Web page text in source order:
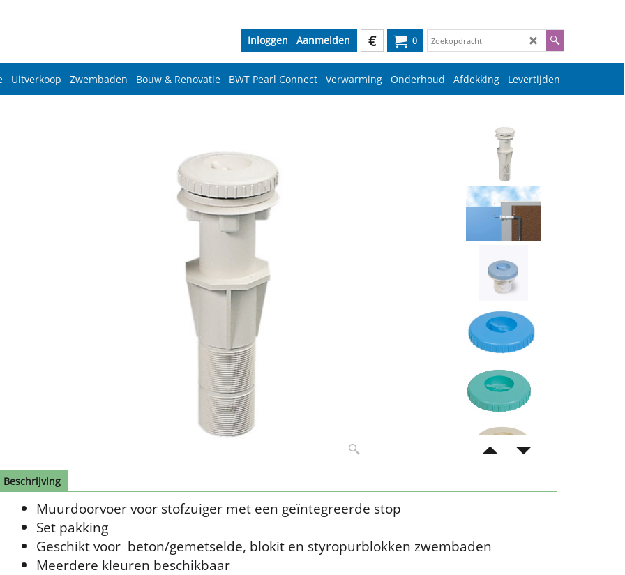
0
€
Inloggen Aanmelden
Uitverkoop Zwembaden Bouw & Renovatie BWT Pearl Connect Verwarming Onderhoud Afdekking Levertijden
Beschrijving
Muurdoorvoer voor stofzuiger met een geïntegreerde stop
Set pakking
Geschikt voor beton/gemetselde, blokit en styropurblokken zwembaden
Meerdere kleuren beschikbaar